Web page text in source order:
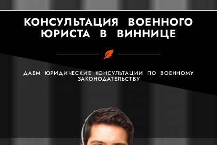
КОНСУЛЬТАЦИЯ ВОЕННОГО
ЮРИСТА В ВИННИЦЕ
ДАЕМ ЮРИДИЧЕСКИЕ КОНСУЛЬТАЦИИ ПО ВОЕННОМУ
ЗАКОНОДАТЕЛЬСТВУ